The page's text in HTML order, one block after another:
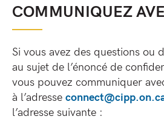
COMMUNIQUEZ
Si vous avez des questions ou
au sujet de l’énoncé de
vous pouvez communiquer
à l’adresse
l’adresse suivante :